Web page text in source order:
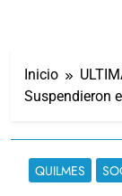
Inicio
Suspendieron
QUILMES